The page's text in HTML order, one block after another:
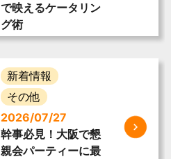
で映えるケータリン
グ術
新着情報
その他
2026/07/27
幹事必見！大阪で懇
親会パーティーに最